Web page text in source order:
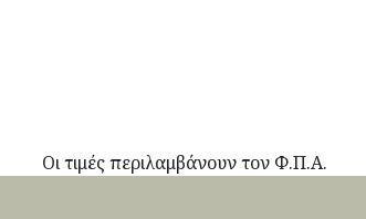
Οι τιμές περιλαμβάνουν τον Φ.Π.Α.